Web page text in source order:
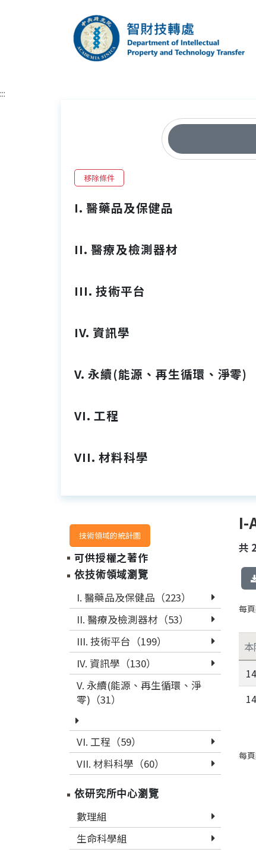
中央研究院智財
:::
移除條件
I. 醫藥品及保健品
II. 醫療及檢測器材
III. 技術平台
IV. 資訊學
V. 永續(能源、再生循環、淨零)
VI. 工程
VII. 材料科學
技術領域的統計圖
可供授權之著作
依技術領域瀏覽
I. 醫藥品及保健品（223）
II. 醫療及檢測器材（53）
III. 技術平台（199）
IV. 資訊學（130）
V. 永續(能源、再生循環、淨
零)（31）
VI. 工程（59）
VII. 材料科學（60）
依研究所中心瀏覽
數理組
生命科學組
I-
共 2
每
每